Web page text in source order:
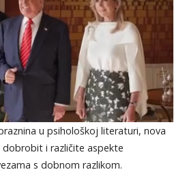
u psihološkoj literaturi, nova
i različite aspekte
s dobnom razlikom.